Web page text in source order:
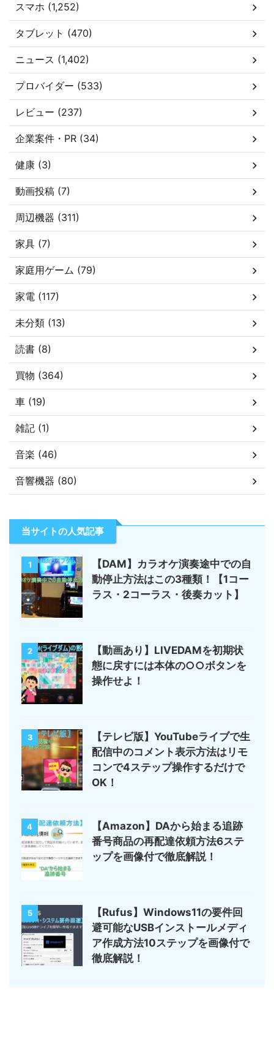
スマホ (1,252)
タブレット (470)
ニュース (1,402)
プロバイダー (533)
レビュー (237)
企業案件・PR (34)
健康 (3)
動画投稿 (7)
周辺機器 (311)
家具 (7)
家庭用ゲーム (79)
家電 (117)
未分類 (13)
読書 (8)
買物 (364)
車 (19)
雑記 (1)
音楽 (46)
音響機器 (80)
当サイトの人気記事
1
【DAM】カラオケ演奏途中での自
動停止方法はこの3種類！【1コー
ラス・2コーラス・後奏カット】
2
【動画あり】LIVEDAMを初期状
態に戻すには本体の○○ボタンを
操作せよ！
3
【テレビ版】YouTubeライブで生
配信中のコメント表示方法はリモ
コンで4ステップ操作するだけで
OK！
4
【Amazon】DAから始まる追跡
番号商品の再配達依頼方法6ステ
ップを画像付で徹底解説！
5
【Rufus】Windows11の要件回
避可能なUSBインストールメディ
ア作成方法10ステップを画像付で
徹底解説！